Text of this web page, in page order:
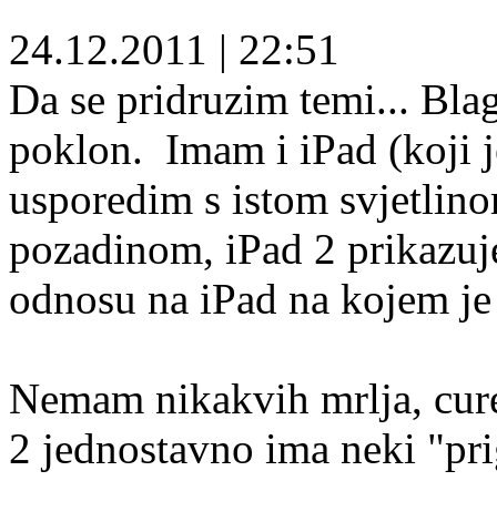
24.12.2011 | 22:51
Da se pridruzim temi...
poklon. Imam i iPad (koji
usporedim s istom
pozadinom, iPad 2
odnosu na iPad na kojem
Nemam nikakvih mrlja,
2 jednostavno ima neki